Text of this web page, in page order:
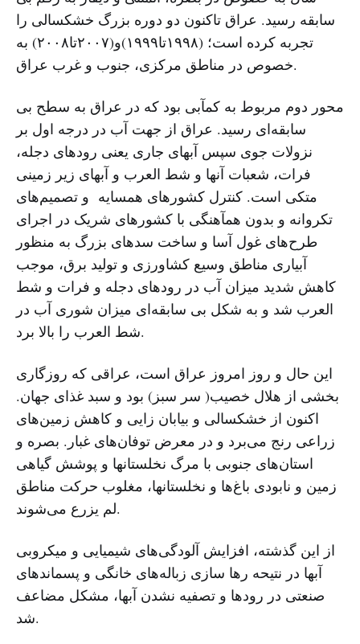
سابقه رسید. عراق تاکنون دو دوره بزرگ خشکسالی را
تجربه کرده است؛ (۱۹۹۸تا۱۹۹۹)و(۲۰۰۷تا۲۰۰۸) به
خصوص در مناطق مرکزی، جنوب و غرب عراق.
محور دوم مربوط به کمآبی بود که در عراق به سطح بی
سابقه‌ای رسید. عراق از جهت آب در درجه اول بر
نزولات جوی سپس آبهای جاری یعنی رودهای دجله،
فرات، شعبات آنها و شط العرب و آبهای زیر زمینی
متکی است. کنترل کشورهای همسایه و تصمیم‌های
تکروانه و بدون همآهنگی با کشورهای شریک در اجرای
طرح‌های غول آسا و ساخت سدهای بزرگ به منظور
آبیاری مناطق وسیع کشاورزی و تولید برق، موجب
کاهش شدید میزان آب در رودهای دجله و فرات و شط
العرب شد و به شکل بی سابقه‌ای میزان شوری آب در
شط العرب را بالا برد.
این حال و روز امروز عراق است، عراقی که روزگاری
بخشی از هلال خصیب( سر سبز) بود و سبد غذای جهان.
اکنون از خشکسالی و بیابان زایی و کاهش زمین‌های
زراعی رنج می‌برد و در معرض توفان‌های غبار. بصره و
استان‌های جنوبی با مرگ نخلستانها و پوشش گیاهی
زمین و نابودی باغ‌ها و نخلستانها، مغلوب حرکت مناطق
لم یزرع می‌شوند.
از این گذشته، افزایش آلودگی‌های شیمیایی و میکروبی
آبها در نتیحه رها سازی زباله‌های خانگی و پسماندهای
صنعتی در رودها و تصفیه نشدن آبها، مشکل مضاعف
شد.